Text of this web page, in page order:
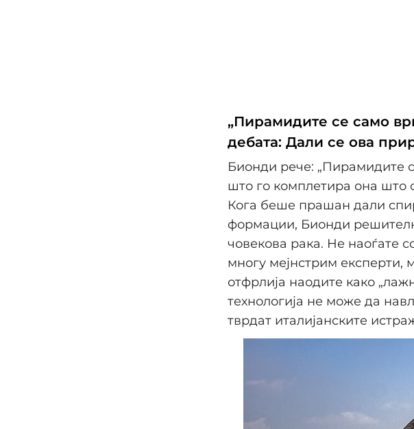
„Пирамидите се само
дебата: Дали се ова
Бионди рече: „Пирамидите
што го комплетира она што
Кога беше прашан дали
формации, Бионди
човекова рака. Не наоѓате
многу мејнстрим експерти,
отфрлија наодите како
технологија не може да
тврдат италијанските